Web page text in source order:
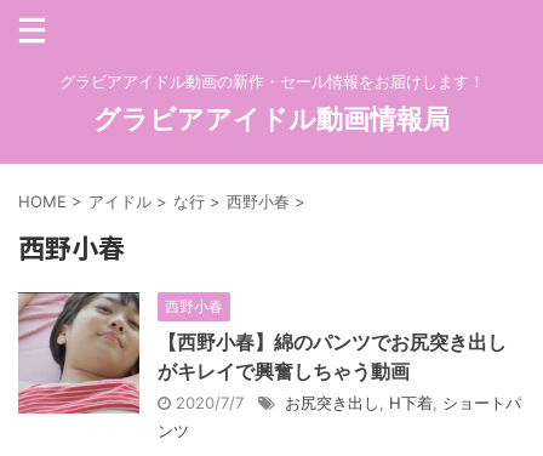
グラビアアイドル動画の新作・セール情報をお届けします！
グラビアアイドル動画情報局
HOME > アイドル > な行 > 西野小春 >
西野小春
西野小春
【西野小春】綿のパンツでお尻突き出し
がキレイで興奮しちゃう動画
2020/7/7 お尻突き出し H下着 ショートパ
ンツ